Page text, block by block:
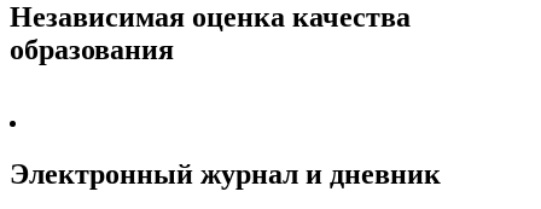
Независимая оценка качества
образования
Электронный журнал и дневник